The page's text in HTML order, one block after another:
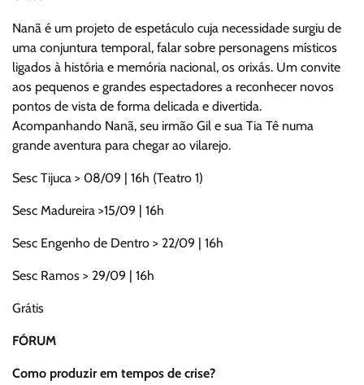
Nanã é um projeto de espetáculo cuja necessidade surgiu de
uma conjuntura temporal, falar sobre personagens místicos
ligados à história e memória nacional, os orixás. Um convite
aos pequenos e grandes espectadores a reconhecer novos
pontos de vista de forma delicada e divertida.
Acompanhando Nanã, seu irmão Gil e sua Tia Tê numa
grande aventura para chegar ao vilarejo.
Sesc Tijuca > 08/09 | 16h (Teatro 1)
Sesc Madureira >15/09 | 16h
Sesc Engenho de Dentro > 22/09 | 16h
Sesc Ramos > 29/09 | 16h
Grátis
FÓRUM
Como produzir em tempos de crise?